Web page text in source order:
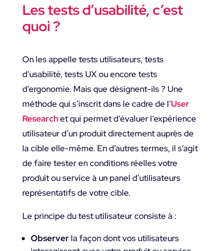
Les tests d’usabilité, c’est
quoi ?
On les appelle tests utilisateurs, tests
d’usabilité, tests UX ou encore tests
d’ergonomie. Mais que désignent-ils ? Une
méthode qui s’inscrit dans le cadre de l’User
Researchet qui permet d’évaluer l’expérience
utilisateur d’un produit directement auprès de
la cible elle-même. En d’autres termes, il s’agit
de faire tester en conditions réelles votre
produit ou service à un panel d’utilisateurs
représentatifs de votre cible.
Le principe du test utilisateur consiste à :
Observerla façon dont vos utilisateurs